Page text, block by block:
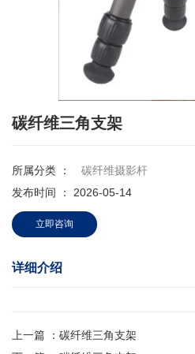
碳纤维三角支架
所属分类 ：
碳纤维摄影杆
发布时间 ： 2026-05-14
立即咨询
详细介绍
上一篇 ： 碳纤维三角支架